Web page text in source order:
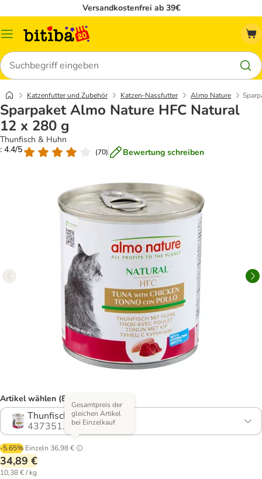
Versandkostenfrei ab 39€
Menü
Suchen
Katzenfutter und Zubehör Katzen-Nassfutter Almo Nature
Sparpaket Almo Nature HFC Natural
12 x 280 g
Thunfisch & Huhn
: 4.4/5
(70) Bewertung schreiben
Artikel wählen (8 Varianten)
Thunfisch & Huhn
437351.6
-5.65% Einzeln 36,98 €
Gesamtpreis der
gleichen Artikel
bei Einzelkauf
34,89 €
10,38 € / kg